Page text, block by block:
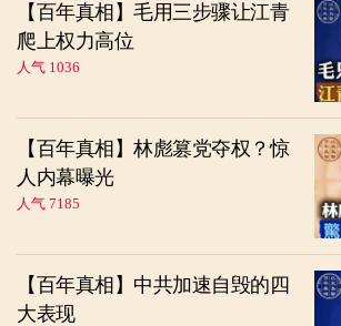
【百年真相】毛用三步骤让江青
爬上权力高位
人气 1036
【百年真相】林彪篡党夺权？惊
人内幕曝光
人气 7185
【百年真相】中共加速自毁的四
大表现